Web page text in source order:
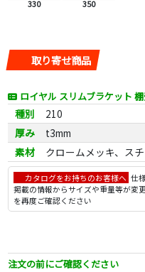
330 350
取り寄せ商品
ロイヤル スリムブラケット
種別
210
厚み
t3mm
素材
クロームメッキ、ス
カタログをお持ちのお客様へ 仕
掲載の情報からサイズや重量等が変
を再度ご確認ください
注文の前にご確認ください